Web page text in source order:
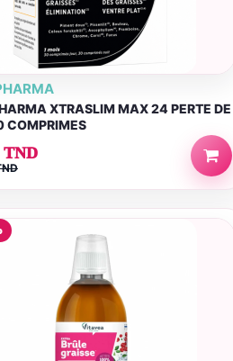
XTRASLIM MAX 24 PERTE DE
COMPRIMES
TND